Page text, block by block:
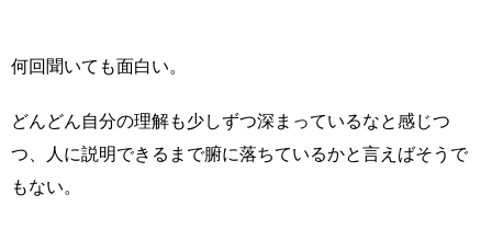
何回聞いても面白い。
どんどん自分の理解も少しずつ深まっているなと感じつ
つ、人に説明できるまで腑に落ちているかと言えばそうで
もない。